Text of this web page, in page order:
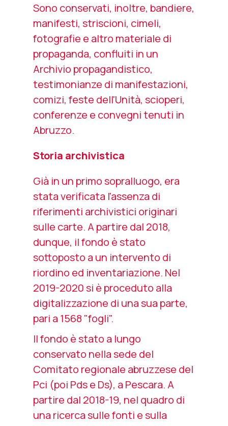
Sono conservati, inoltre, bandiere,
manifesti, striscioni, cimeli,
fotografie e altro materiale di
propaganda, confluiti in un
Archivio propagandistico,
testimonianze di manifestazioni,
comizi, feste dell'Unità, scioperi,
conferenze e convegni tenuti in
Abruzzo.
Storia archivistica
Già in un primo sopralluogo, era
stata verificata l'assenza di
riferimenti archivistici originari
sulle carte. A partire dal 2018,
dunque, il fondo è stato
sottoposto a un intervento di
riordino ed inventariazione. Nel
2019-2020 si è proceduto alla
digitalizzazione di una sua parte,
pari a 1568 "fogli".
Il fondo è stato a lungo
conservato nella sede del
Comitato regionale abruzzese del
Pci (poi Pds e Ds), a Pescara. A
partire dal 2018-19, nel quadro di
una ricerca sulle fonti e sulla